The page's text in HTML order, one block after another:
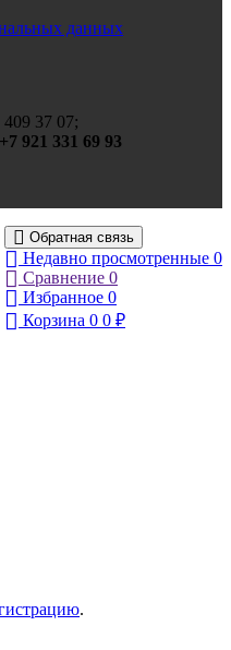
данных
409 37 07;
+7 921 331 69 93
Обратная связь
Недавно просмотренные 0
Сравнение 0
Избранное 0
Корзина 0 0 ₽
.